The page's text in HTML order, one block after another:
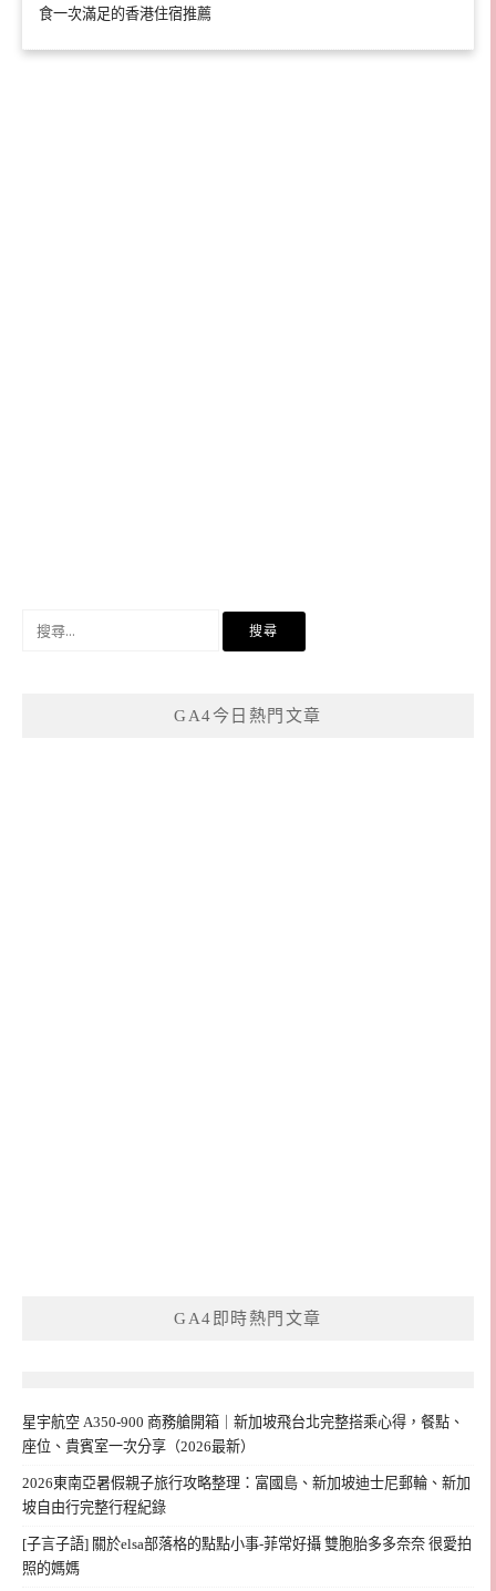
食一次滿足的香港住宿推薦
GA4今日熱門文章
GA4即時熱門文章
星宇航空 A350-900 商務艙開箱｜新加坡飛台北完整搭乘心得，餐點、
座位、貴賓室一次分享（2026最新）
2026東南亞暑假親子旅行攻略整理：富國島、新加坡迪士尼郵輪、新加
坡自由行完整行程紀錄
[子言子語] 關於elsa部落格的點點小事-菲常好攝 雙胞胎多多奈奈 很愛拍
照的媽媽